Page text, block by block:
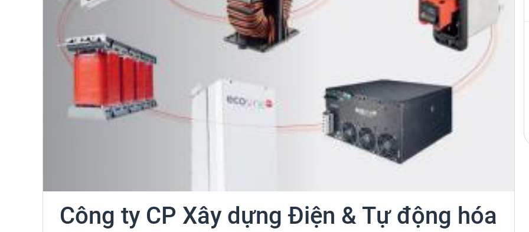
Công ty CP Xây dựng Điện & Tự động hóa